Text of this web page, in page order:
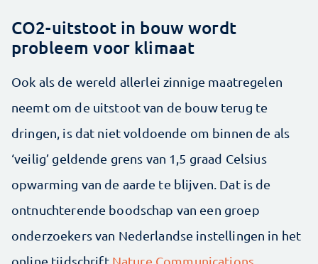
CO2-uitstoot in bouw wordt
probleem voor klimaat
Ook als de wereld allerlei zinnige maatregelen
neemt om de uitstoot van de bouw terug te
dringen, is dat niet voldoende om binnen de als
‘veilig’ geldende grens van 1,5 graad Celsius
opwarming van de aarde te blijven. Dat is de
ontnuchterende boodschap van een groep
onderzoekers van Nederlandse instellingen in het